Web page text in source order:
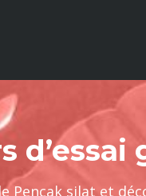
Pencak silat et